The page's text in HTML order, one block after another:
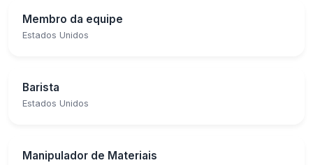
Membro da equipe
Estados Unidos
Barista
Estados Unidos
Manipulador de Materiais